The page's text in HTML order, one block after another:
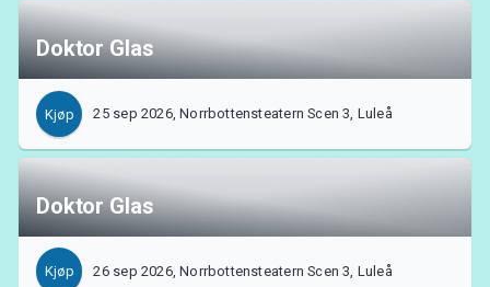
Support
Doktor Glas
Kjøp 25 sep 2026, Norrbottensteatern Scen 3, Luleå
Doktor Glas
Kjøp 26 sep 2026, Norrbottensteatern Scen 3, Luleå